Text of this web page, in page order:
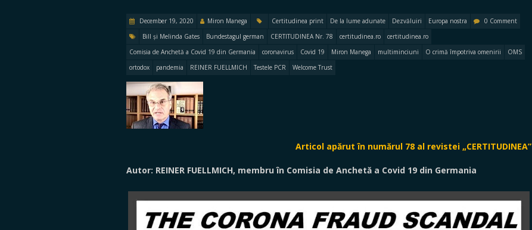
December 19, 2020 Miron Manega Certitudinea print De la lume adunate Dezvăluiri Europa nostra
0 Comment
Bill și Melinda Gates
Bundestagul german CERTITUDINEA Nr. 78 certitudinea.ro
certitudinea.ro
Comisia de Anchetă a Covid 19 din Germania
coronavirus Covid 19 Miron Manega multiminciuni O crimă împotriva omenirii
OMS
ortodox
pandemia REINER FUELLMICH Testele PCR Welcome Trust
Articol apărut în numărul 78 al revistei „CERTITUDINEA”
Autor: REINER FUELLMICH, membru în Comisia de Anchetă a Covid 19 din Germania